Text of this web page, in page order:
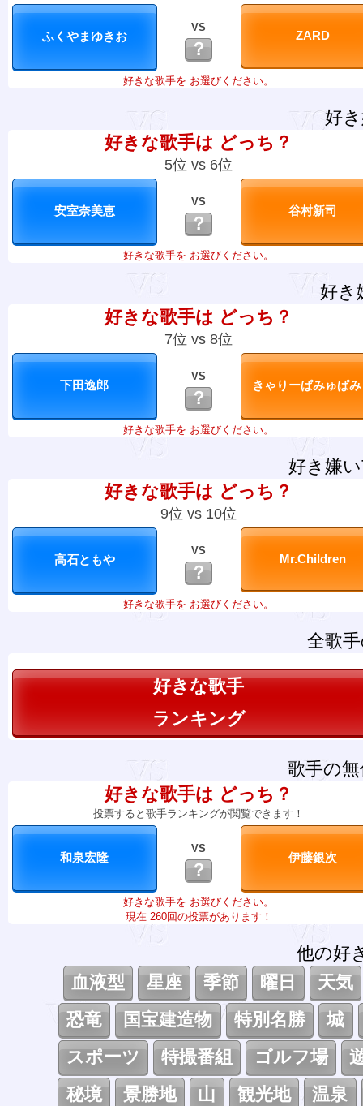
VS
？
好きな歌手を お選びください。
好
好きな歌手は どっち？
5位 vs 6位
VS
？
好きな歌手を お選びください。
好き
好きな歌手は どっち？
7位 vs 8位
VS
？
好きな歌手を お選びください。
好き嫌
好きな歌手は どっち？
9位 vs 10位
VS
？
好きな歌手を お選びください。
全歌
好きな歌手
ランキング
歌手の
好きな歌手は どっち？
投票すると歌手ランキングが閲覧できます！
VS
？
好きな歌手を お選びください。
現在 260回の投票があります！
他の好
血液型
星座 季節 曜日
天気
恐竜
国宝建造物 特別名勝
城
スポーツ
特撮番組 ゴルフ場
秘境
景勝地 山 観光地
温泉